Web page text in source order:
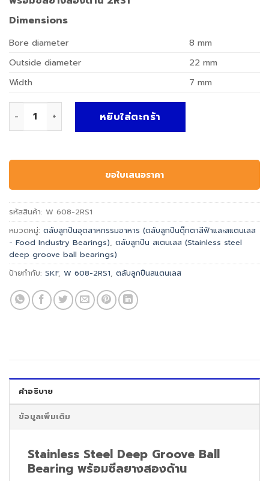
Dimensions
Bore diameter 8 mm
Outside diameter
22 mm
Width
7 mm
หยิบใส่ตะกร้า
ขอใบเสนอราคา
รหัสสินค้า: W 608-2RS1
หมวดหมู่: ตลับลูกปืนอุตสาหกรรมอาหาร (ตลับลูกปืนตุ๊กตาสีฟ้าและสแตนเลส
- Food Industry Bearings), ตลับลูกปืน สเตนเลส (Stainless steel
deep groove ball bearings)
ป้ายกำกับ: SKF, W 608-2RS1, ตลับลูกปืนสแตนเลส
คำอธิบาย
ข้อมูลเพิ่มเติม
Stainless Steel Deep Groove Ball
Bearing พร้อมซีลยางสองด้าน